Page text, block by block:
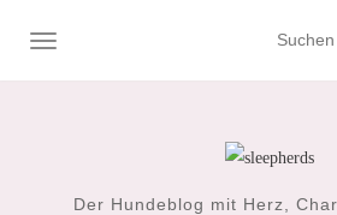
NAVIGATION UMSCHALTEN
Der Hundeblog mit Herz,